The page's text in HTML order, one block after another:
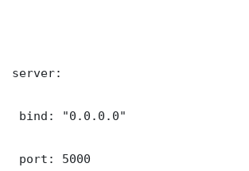
server:
bind: "0.0.0.0"
port: 5000